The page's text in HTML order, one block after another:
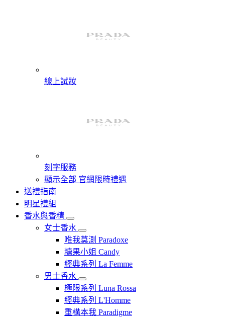
線上試妝
刻字服務
顯示全部 官網限時禮遇
送禮指南
明星禮組
香水與香精
女士香水
唯我莫測 Paradoxe
糖果小姐 Candy
經典系列 La Femme
男士香水
極限系列 Luna Rossa
經典系列 L'Homme
重構本我 Paradigme